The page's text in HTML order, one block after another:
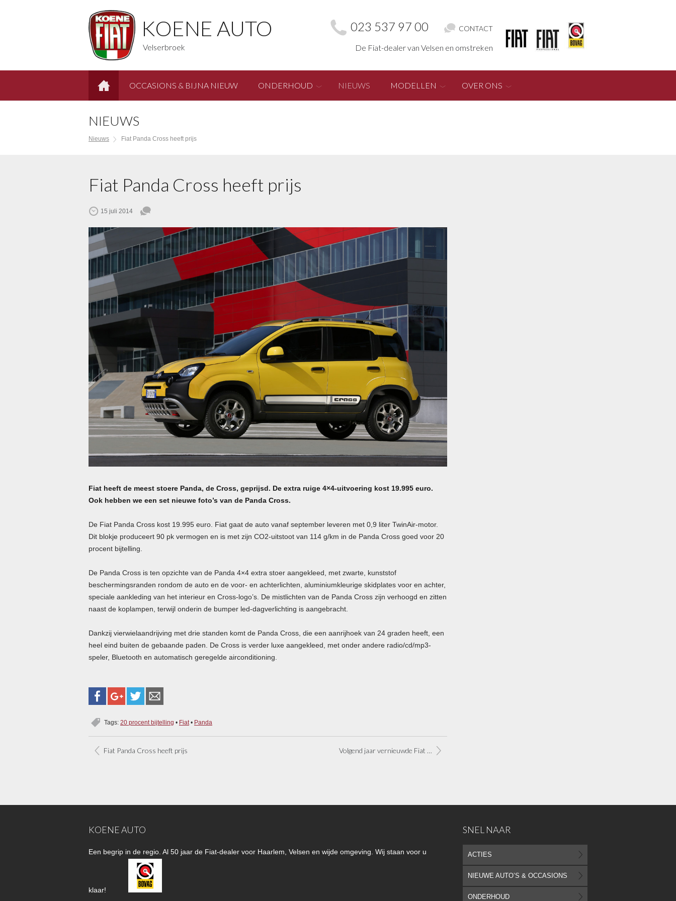
KOENE AUTO
Velserbroek
023 537 97 00 CONTACT
De Fiat-dealer van Velsen en omstreken
OCCASIONS & BIJNA NIEUW ONDERHOUD NIEUWS MODELLEN OVER ONS
NIEUWS
Nieuws Fiat Panda Cross heeft prijs
Fiat Panda Cross heeft prijs
15 juli 2014
Fiat heeft de meest stoere Panda, de Cross, geprijsd. De extra ruige 4×4-uitvoering kost 19.995 euro.
Ook hebben we een set nieuwe foto’s van de Panda Cross.
De Fiat Panda Cross kost 19.995 euro. Fiat gaat de auto vanaf september leveren met 0,9 liter TwinAir-motor.
Dit blokje produceert 90 pk vermogen en is met zijn CO2-uitstoot van 114 g/km in de Panda Cross goed voor 20
procent bijtelling.
De Panda Cross is ten opzichte van de Panda 4×4 extra stoer aangekleed, met zwarte, kunststof
beschermingsranden rondom de auto en de voor- en achterlichten, aluminiumkleurige skidplates voor en achter,
speciale aankleding van het interieur en Cross-logo’s. De mistlichten van de Panda Cross zijn verhoogd en zitten
naast de koplampen, terwijl onderin de bumper led-dagverlichting is aangebracht.
Dankzij vierwielaandrijving met drie standen komt de Panda Cross, die een aanrijhoek van 24 graden heeft, een
heel eind buiten de gebaande paden. De Cross is verder luxe aangekleed, met onder andere radio/cd/mp3-
speler, Bluetooth en automatisch geregelde airconditioning.
Tags: 20 procent bijtelling • Fiat • Panda
Fiat Panda Cross heeft prijs Volgend jaar vernieuwde Fiat Doblò, Scudo verdwijnt
KOENE AUTO
Een begrip in de regio. Al 50 jaar de Fiat-dealer voor Haarlem, Velsen en wijde omgeving. Wij staan voor u
klaar!
SNEL NAAR
ACTIES
NIEUWE AUTO’S & OCCASIONS
ONDERHOUD